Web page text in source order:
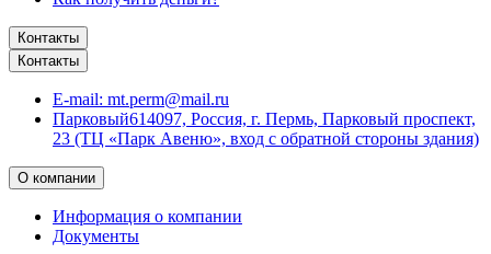
Контакты
Контакты
E-mail: mt.perm@mail.ru
Парковый614097, Россия, г. Пермь, Парковый проспект,
23 (ТЦ «Парк Авеню», вход с обратной стороны здания)
О компании
Информация о компании
Документы